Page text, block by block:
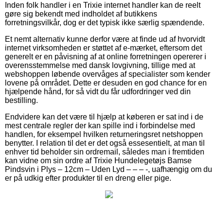
Inden folk handler i en Trixie internet handler kan de reelt
gøre sig bekendt med indholdet af butikkens
forretningsvilkår, dog er det typisk ikke særlig spændende.
Et nemt alternativ kunne derfor være at finde ud af hvorvidt
internet virksomheden er støttet af e-mærket, eftersom det
generelt er en påvisning af at online forretningen opererer i
overensstemmelse med dansk lovgivning, tillige med at
webshoppen løbende overvåges af specialister som kender
lovene på området. Dette er desuden en god chance for en
hjælpende hånd, for så vidt du får udfordringer ved din
bestilling.
Endvidere kan det være til hjælp at køberen er sat ind i de
mest centrale regler der kan spille ind i forbindelse med
handlen, for eksempel hvilken returneringsret netshoppen
benytter. I relation til det er det også essesentielt, at man til
enhver tid beholder sin ordremail, således man i fremtiden
kan vidne om sin ordre af Trixie Hundelegetøjs Bamse
Pindsvin i Plys – 12cm – Uden Lyd – – – -, uafhængig om du
er på udkig efter produkter til en dreng eller pige.